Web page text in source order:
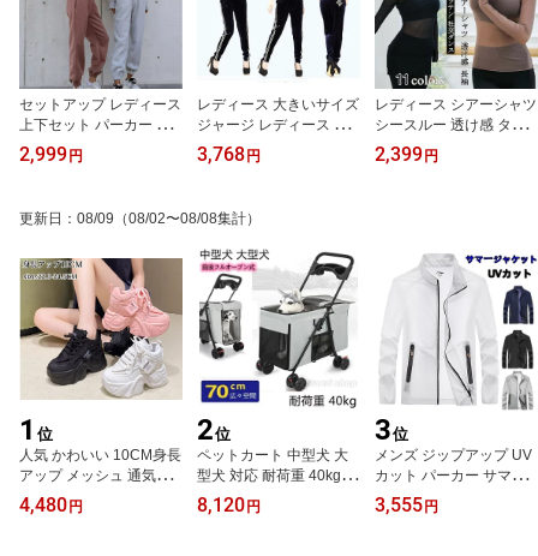
セットアップ レディース
上下セット パーカー ス
ウェット ロングパンツ 2
点セット 着やせ 大人カ
ットアップ スポーツウェ
レーナー パーカー 運動
服 カジュアル フード付
ゆったり 体型カパー
2,999 円
レディース 大きいサイズ
ジャージ レディース 上
下セット ベロア 長袖 ス
ポーツウェア セットアッ
ボン 韓国風 着痩せ 3色
3,768 円
レディース シアーシャツ
シースルー 透け感 ター
トルネック 長袖 メッシ
ュトップス ダンスウェア
カラー選択可
2,399 円
更新日 ： 08/09 （08/02〜08/08集計）
1 位
人気 かわいい 10CM身長
アップ メッシュ 通気性
ダッドスニーカー レディ
ース 厚底スニーカー イ
4,480 円
2位
ペットカート 中型犬 大
型犬 対応 耐荷重 40kg 多
頭飼い ペット カート 4輪
ペットカート キャリー
8,120 円
3位
メンズ ジップアップ UV
カット パーカー サマー
ジャケット 薄手 軽量 夏
用 立ち襟 ライトアウタ
3,555 円